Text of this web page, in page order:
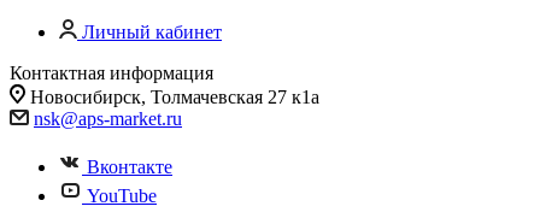
Личный кабинет
Контактная информация
Новосибирск, Толмачевская 27 к1а
nsk@aps-market.ru
Вконтакте
YouTube